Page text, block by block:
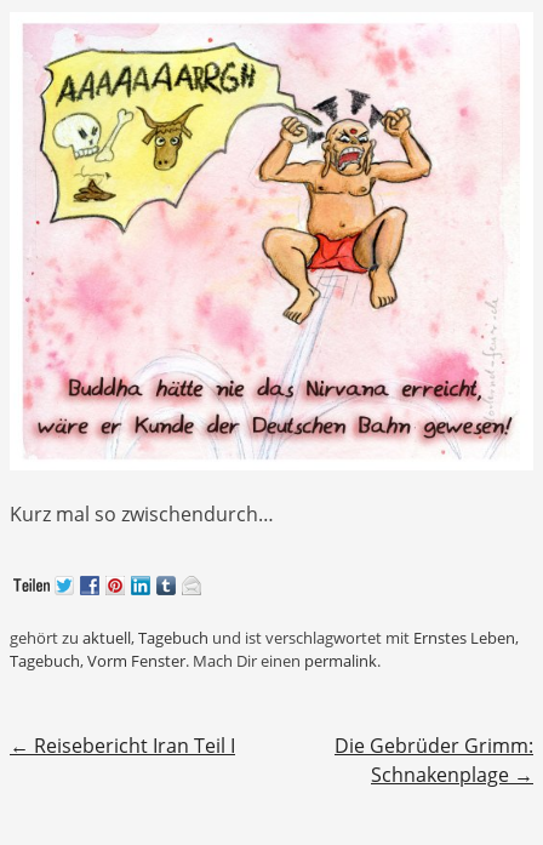
Kurz mal so zwischendurch…
gehört zu aktuell,Tagebuch und ist verschlagwortet mit Ernstes Leben,
Tagebuch,Vorm Fenster. Mach Dir einen permalink.
Beitragsnavigation
← Reisebericht Iran Teil I
Die Gebrüder Grimm:
Schnakenplage →